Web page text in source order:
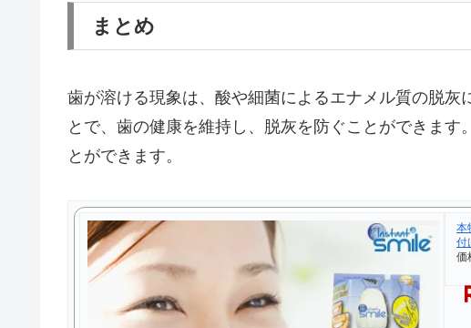
まとめ
歯が溶ける現象は、酸や細菌によるエナメル質の脱
とで、歯の健康を維持し、脱灰を防ぐことができま
とができます。
本
付
価